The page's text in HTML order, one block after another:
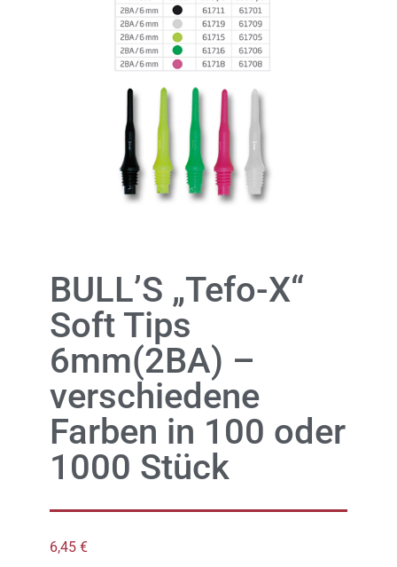
BULL’S „Tefo-X“
Soft Tips
6mm(2BA) –
verschiedene
Farben in 100 oder
1000 Stück
6,45 €